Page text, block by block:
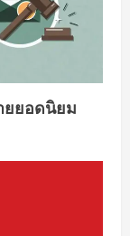
ยยอดนิยม